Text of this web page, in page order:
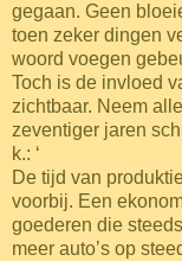
gegaan. Geen
toen zeker dingen
woord voegen
Toch is de invloed
zichtbaar. Neem
zeventiger jaren
k.: ‘
De tijd van
voorbij. Een
goederen die
meer auto’s op